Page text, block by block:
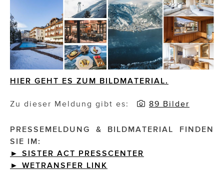
FREIHERZ
FRISTADS
JOHANN STRAUSS – NEW DIMENSIONS
HIER GEHT ES ZUM BILDMATERIAL.
Zu dieser Meldung gibt es: 89 Bilder
PRESSEMELDUNG & BILDMATERIAL FINDEN
SIE IM:
► SISTER ACT PRESSCENTER
► WETRANSFER LINK